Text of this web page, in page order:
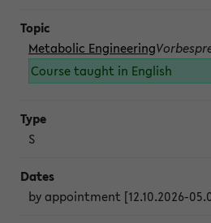
Metabolic Engineering
Course taught in English
S
by appointment [12.10.2026-